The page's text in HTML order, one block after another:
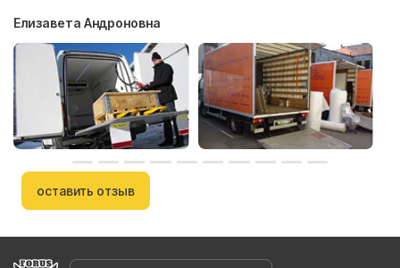
Елизавета Андроновна
оставить отзыв